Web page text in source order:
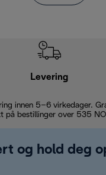
Levering
innen 5–6 virkedager.
på bestillinger over 535
og hold deg